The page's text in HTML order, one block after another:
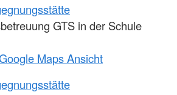
GTS in der Schule
Maps Ansicht